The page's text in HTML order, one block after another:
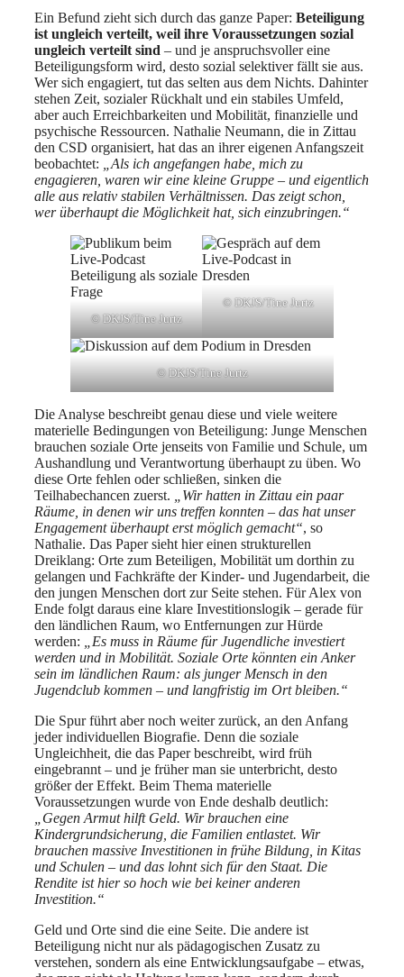
Ein Befund zieht sich durch das ganze Paper: Beteiligung
ist ungleich verteilt, weil ihre Voraussetzungen sozial
ungleich verteilt sind – und je anspruchsvoller eine
Beteiligungsform wird, desto sozial selektiver fällt sie aus.
Wer sich engagiert, tut das selten aus dem Nichts. Dahinter
stehen Zeit, sozialer Rückhalt und ein stabiles Umfeld,
aber auch Erreichbarkeiten und Mobilität, finanzielle und
psychische Ressourcen. Nathalie Neumann, die in Zittau
den CSD organisiert, hat das an ihrer eigenen Anfangszeit
beobachtet:
„Als ich angefangen habe, mich zu
engagieren, waren wir eine kleine Gruppe – und eigentlich
alle aus relativ stabilen Verhältnissen. Das zeigt schon,
wer überhaupt die Möglichkeit hat, sich einzubringen.“
© DKJS/Tine Jurtz
© DKJS/Tine Jurtz
© DKJS/Tine Jurtz
Die Analyse beschreibt genau diese und viele weitere
materielle Bedingungen von Beteiligung: Junge Menschen
brauchen soziale Orte jenseits von Familie und Schule, um
Aushandlung und Verantwortung überhaupt zu üben. Wo
diese Orte fehlen oder schließen, sinken die
Teilhabechancen zuerst.
„Wir hatten in Zittau ein paar
Räume, in denen wir uns treffen konnten – das hat unser
Engagement überhaupt erst möglich gemacht“, so
Nathalie. Das Paper sieht hier einen strukturellen
Dreiklang: Orte zum Beteiligen, Mobilität um dorthin zu
gelangen und Fachkräfte der Kinder- und Jugendarbeit, die
den jungen Menschen dort zur Seite stehen. Für Alex von
Ende folgt daraus eine klare Investitionslogik – gerade für
den ländlichen Raum, wo Entfernungen zur Hürde
werden:
„Es muss in Räume für Jugendliche investiert
werden und in Mobilität. Soziale Orte könnten ein Anker
sein im ländlichen Raum: als junger Mensch in den
Jugendclub kommen – und langfristig im Ort bleiben.“
Die Spur führt aber noch weiter zurück, an den Anfang
jeder individuellen Biografie. Denn die soziale
Ungleichheit, die das Paper beschreibt, wird früh
eingebrannt – und je früher man sie unterbricht, desto
größer der Effekt. Beim Thema materielle
Voraussetzungen wurde von Ende deshalb deutlich:
„Gegen Armut hilft Geld. Wir brauchen eine
Kindergrundsicherung, die Familien entlastet. Wir
brauchen massive Investitionen in frühe Bildung, in Kitas
und Schulen – und das lohnt sich für den Staat. Die
Rendite ist hier so hoch wie bei keiner anderen
Investition.“
Geld und Orte sind die eine Seite. Die andere ist
Beteiligung nicht nur als pädagogischen Zusatz zu
verstehen, sondern als eine Entwicklungsaufgabe – etwas,